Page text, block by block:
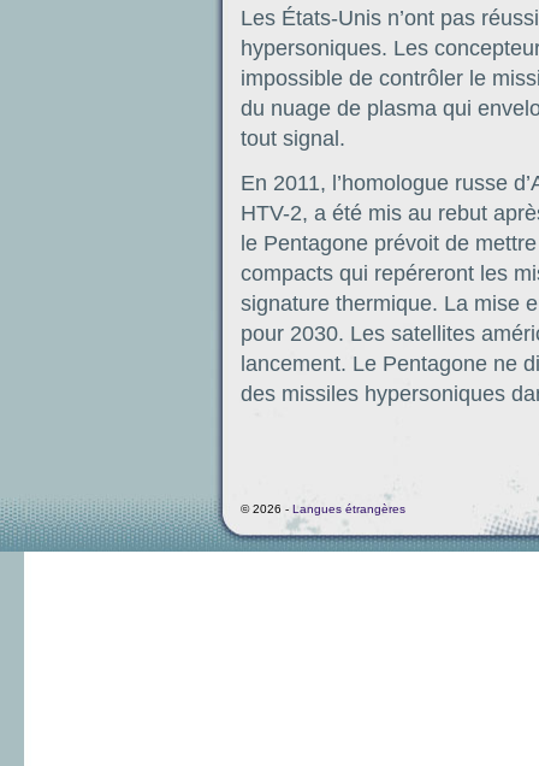
Les États-Unis n’ont pas
hypersoniques. Les
impossible de contrôler le
du nuage de plasma qui
tout signal.
En 2011, l’homologue russe
HTV-2, a été mis au rebut
le Pentagone prévoit de
compacts qui repéreront les
signature thermique. La mise
pour 2030. Les satellites
lancement. Le Pentagone ne
des missiles hypersoniques
© 2026 - Langues étrangères